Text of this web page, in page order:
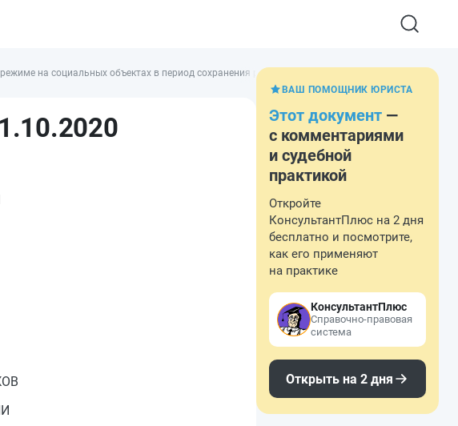
на социальных объектах в период сохранения рисков распространения новой
ВАШ ПОМОЩНИК ЮРИСТА
Этот документ —
с комментариями
и судебной
практикой
Откройте
КонсультантПлюс на 2 дня
бесплатно и посмотрите,
как его применяют
на практике
КонсультантПлюс
Справочно-правовая
система
Открыть на 2 дня